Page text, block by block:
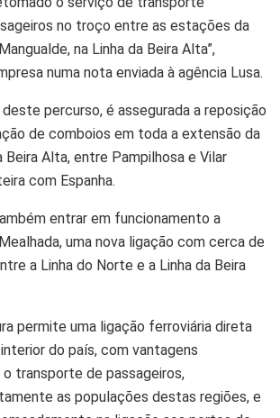
no troço entre as estações da
na Linha da Beira Alta”,
numa nota enviada à agência Lusa.
percurso, é assegurada a reposição
de comboios em toda a extensão da
Beira Alta, entre Pampilhosa e Vilar
com Espanha.
entrar em funcionamento a
uma nova ligação com cerca de
a Linha do Norte e a Linha da Beira
permite uma ligação ferroviária direta
do país, com vantagens
o transporte de passageiros,
as populações destas regiões, e